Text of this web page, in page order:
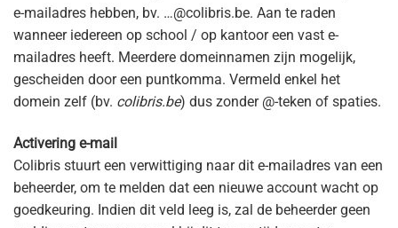
e-mailadres hebben, bv. …@colibris.be. Aan te raden
wanneer iedereen op school / op kantoor een vast e-
mailadres heeft. Meerdere domeinnamen zijn mogelijk,
gescheiden door een puntkomma. Vermeld enkel het
domein zelf (bv. colibris.be) dus zonder @-teken of spaties.
Activering e-mail
Colibris stuurt een verwittiging naar dit e-mailadres van een
beheerder, om te melden dat een nieuwe account wacht op
goedkeuring. Indien dit veld leeg is, zal de beheerder geen